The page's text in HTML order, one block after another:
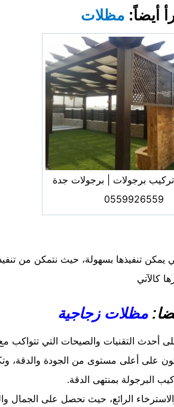
أيضاً:مظلات
برجولات | برجولات جدة
0559926559
تنفيذها بسهولة، حيث نتمكن من تنفيذ
كالآتي
مظلات زجاجية
أحدث التقنيات والصيحات التي تتواكب
على أعلى مستوى من الجودة والدقة،
البرجولة بمنتهى الدقة.
الرائع، حيث نحصل على الجمال